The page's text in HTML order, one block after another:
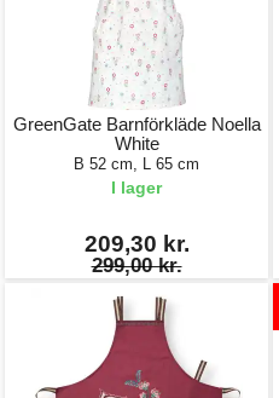
GreenGate Barnförkläde Noella
White
B 52 cm, L 65 cm
I lager
209,30 kr.
299,00 kr.